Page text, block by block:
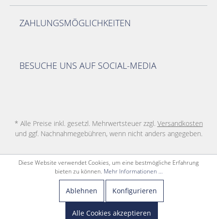
ZAHLUNGSMÖGLICHKEITEN
BESUCHE UNS AUF SOCIAL-MEDIA
* Alle Preise inkl. gesetzl. Mehrwertsteuer zzgl. Versandkosten
und ggf. Nachnahmegebühren, wenn nicht anders angegeben.
Diese Website verwendet Cookies, um eine bestmögliche Erfahrung
bieten zu können. Mehr Informationen ...
Ablehnen Konfigurieren
Alle Cookies akzeptieren